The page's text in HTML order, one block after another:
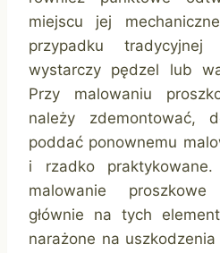
miejscu jej
przypadku tradycyjnej
wystarczy pędzel lub
Przy malowaniu
należy zdemontować,
poddać ponownemu
i rzadko
malowanie
głównie na tych
narażone na